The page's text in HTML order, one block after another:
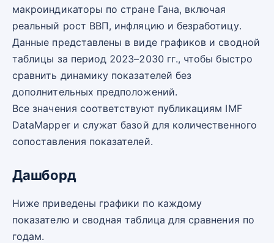
макроиндикаторы по стране Гана, включая
реальный рост ВВП, инфляцию и безработицу.
Данные представлены в виде графиков и сводной
таблицы за период 2023–2030 гг., чтобы быстро
сравнить динамику показателей без
дополнительных предположений.
Все значения соответствуют публикациям IMF
DataMapper и служат базой для количественного
сопоставления показателей.
Дашборд
Ниже приведены графики по каждому
показателю и сводная таблица для сравнения по
годам.